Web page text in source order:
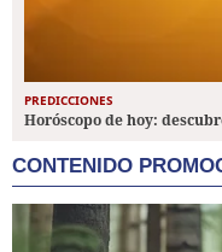
PREDICCIONES
Horóscopo de hoy:
CONTENIDO